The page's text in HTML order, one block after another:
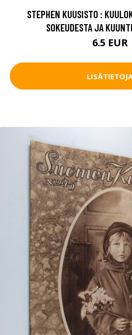
STEPHEN KUUSISTO :
SOKEUDESTA JA
6.5 EUR